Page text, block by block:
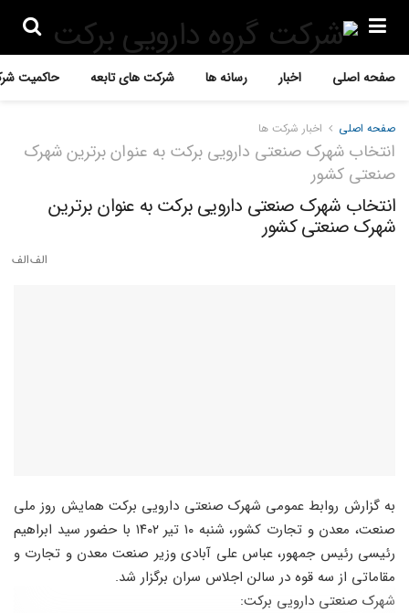
صفحه اصلی اخبار رسانه ها شرکت های تابعه حاکمیت
صفحه اصلی اخبار شرکت ها
انتخاب شهرک صنعتی دارویی برکت به عنوان برترین شهرک
صنعتی کشور
انتخاب شهرک صنعتی دارویی برکت به عنوان برترین
شهرک صنعتی کشور
به گزارش روابط عمومی شهرک صنعتی دارویی برکت همایش روز ملی
صنعت، معدن و تجارت کشور، شنبه ۱۰ تیر ۱۴۰۲ با حضور سید ابراهیم
رئیسی رئیس جمهور، عباس علی آبادی وزیر صنعت معدن و تجارت و
مقاماتی از سه قوه در سالن اجلاس سران برگزار شد.
شهرک صنعتی دارویی برکت: